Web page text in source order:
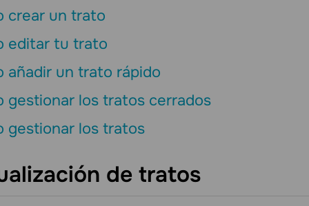
crear un trato
editar tu trato
añadir un trato rápido
gestionar los tratos cerrados
gestionar los tratos
de tratos